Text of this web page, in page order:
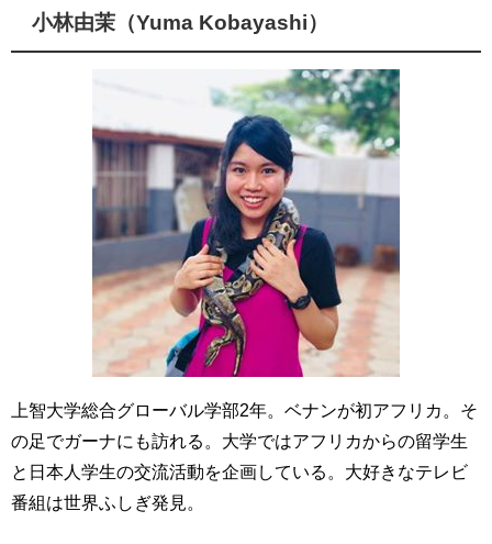
小林由茉（Yuma Kobayashi）
上智大学総合グローバル学部2年。ベナンが初アフリカ。そ
の足でガーナにも訪れる。大学ではアフリカからの留学生
と日本人学生の交流活動を企画している。大好きなテレビ
番組は世界ふしぎ発見。